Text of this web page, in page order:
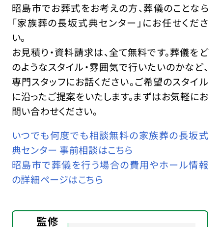
昭島市でお葬式をお考えの方、葬儀のことなら
「家族葬の長坂式典センター」にお任せくださ
い。
お見積り・資料請求は、全て無料です。葬儀をど
のようなスタイル・雰囲気で行いたいのかなど、
専門スタッフにお話ください。ご希望のスタイル
に沿ったご提案をいたします。まずはお気軽にお
問い合わせください。
いつでも何度でも相談無料の家族葬の長坂式
典センター 事前相談はこちら
昭島市で葬儀を行う場合の費用やホール情報
の詳細ページはこちら
監修